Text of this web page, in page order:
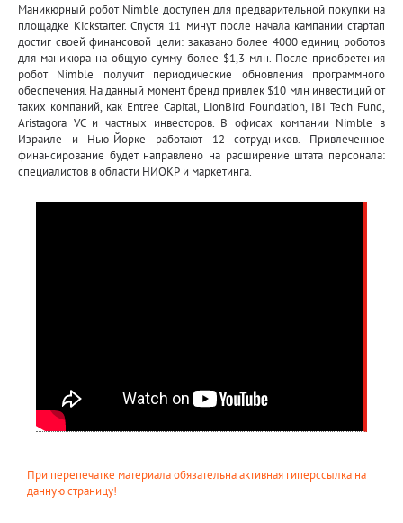
Маникюрный робот Nimble доступен для предварительной покупки на
площадке Kickstarter. Спустя 11 минут после начала кампании стартап
достиг своей финансовой цели: заказано более 4000 единиц роботов
для маникюра на общую сумму более $1,3 млн. После приобретения
робот Nimble получит периодические обновления программного
обеспечения. На данный момент бренд привлек $10 млн инвестиций от
таких компаний, как Entree Capital, LionBird Foundation, IBI Tech Fund,
Aristagora VC и частных инвесторов. В офисах компании Nimble в
Израиле и Нью-Йорке работают 12 сотрудников. Привлеченное
финансирование будет направлено на расширение штата персонала:
специалистов в области НИОКР и маркетинга.
При перепечатке материала обязательна активная гиперссылка на
данную страницу!